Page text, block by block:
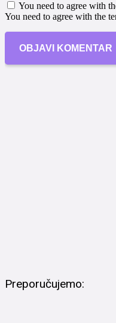
You need to agree with
You need to agree with the
OBJAVI KOMENTAR
Preporučujemo: